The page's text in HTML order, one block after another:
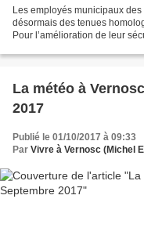
Les employés municipaux
désormais des tenues
Pour l’amélioration de leur
La météo à
2017
Publié le 01/10/2017 à 09:33
Par Vivre à Vernosc (Michel